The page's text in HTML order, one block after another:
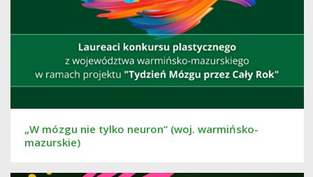
„W mózgu nie tylko neuron” (woj. warmińsko-
mazurskie)